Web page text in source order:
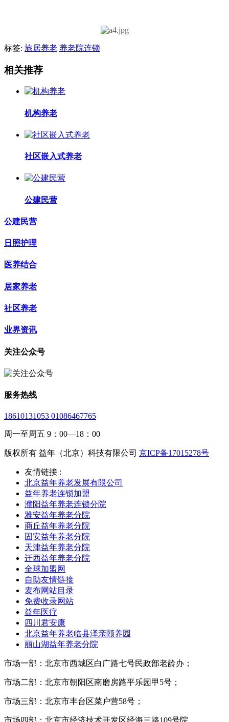
标签: 旅居养老 养老院连锁
相关推荐
机构养老
社区嵌入式养老
公建民营
公建民营
日照护理
医养结合
居家养老
社区养老
业界资讯
关注公众号
服务热线
18610131053 01086467765
周一至周五 9：00—18：00
版权所有 益年（北京）科技有限公司 京ICP备17015278号
友情链接 :
北京益年养老发展有限公司
益年养老连锁加盟
濮阳益年养老连锁分院
雅安益年养老分院
商丘益年养老分院
固安益年养老分院
天津益年养老分院
迁西益年养老分院
全球加盟网
自助友情链接
麦布网站目录
免费收录网站
益年医疗
四川君安康
北京益年养老临县泽亲颐养园
丽山湖益年养老分院
市场一部：北京市西城区白广路七号民政部老龄办；
市场二部：北京市朝阳区南磨房路平乐园甲5号；
市场三部：北京市丰台区菜户营58号；